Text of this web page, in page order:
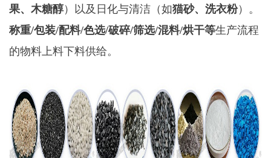
果、木糖醇）以及‌日化与清洁‌（如猫砂、洗衣粉）。
称重/包装/配料/色选/破碎/筛选/混料/烘干等生产流程
的物料上料下料供给。